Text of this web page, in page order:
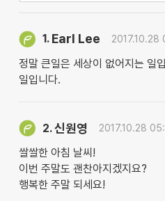
1. Earl Lee 2017.10.28
정말 큰일은 세상이 없어지는 일
일입니다.
2.신원영 2017.10.28
쌀쌀한 아침 날씨!
이번 주말도 괜찬아지겠지요?
행복한 주말 되세요!